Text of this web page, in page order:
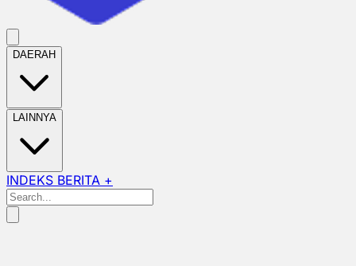
DAERAH
LAINNYA
INDEKS BERITA +